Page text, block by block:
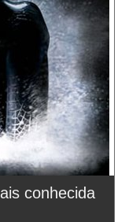
conhecida